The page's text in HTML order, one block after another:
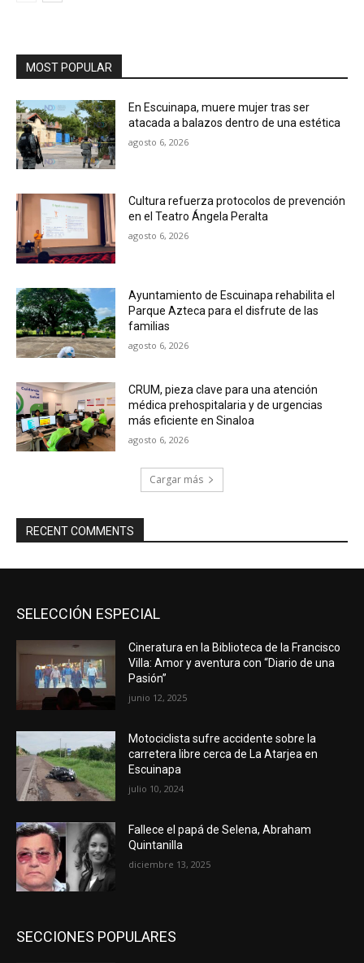
MOST POPULAR
En Escuinapa, muere mujer tras ser
atacada a balazos dentro de una estética
agosto 6, 2026
Cultura refuerza protocolos de prevención
en el Teatro Ángela Peralta
agosto 6, 2026
Ayuntamiento de Escuinapa rehabilita el
Parque Azteca para el disfrute de las
familias
agosto 6, 2026
CRUM, pieza clave para una atención
médica prehospitalaria y de urgencias
más eficiente en Sinaloa
agosto 6, 2026
Cargar más
RECENT COMMENTS
SELECCIÓN ESPECIAL
Cineratura en la Biblioteca de la Francisco
Villa: Amor y aventura con “Diario de una
Pasión”
junio 12, 2025
Motociclista sufre accidente sobre la
carretera libre cerca de La Atarjea en
Escuinapa
julio 10, 2024
Fallece el papá de Selena, Abraham
Quintanilla
diciembre 13, 2025
SECCIONES POPULARES